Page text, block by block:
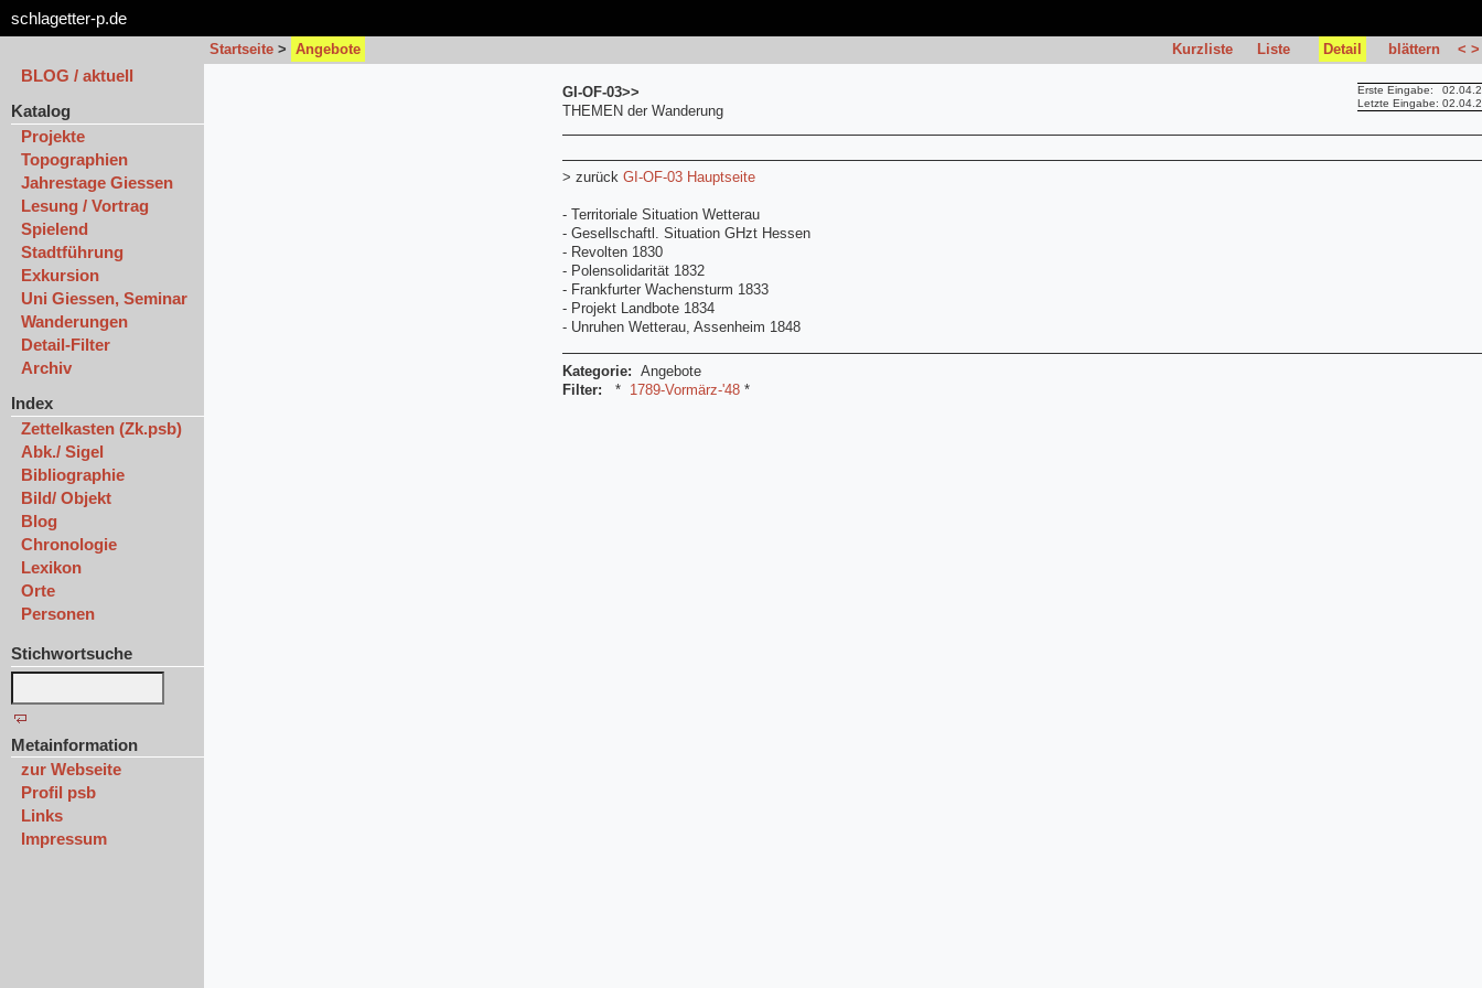
schlagetter-p.de
Startseite > Angebote Kurzliste Liste Detail blättern < >
BLOG / aktuell
Katalog
Projekte
Topographien
Jahrestage Giessen
Lesung / Vortrag
Spielend
Stadtführung
Exkursion
Uni Giessen, Seminar
Wanderungen
Detail-Filter
Archiv
Index
Zettelkasten (Zk.psb)
Abk./ Sigel
Bibliographie
Bild/ Objekt
Blog
Chronologie
Lexikon
Orte
Personen
Stichwortsuche
Metainformation
zur Webseite
Profil psb
Links
Impressum
Erste Eingabe:
Letzte Eingabe:
GI-OF-03>>
THEMEN der Wanderung
> zurück GI-OF-03 Hauptseite
- Territoriale Situation Wetterau
- Gesellschaftl. Situation GHzt Hessen
- Revolten 1830
- Polensolidarität 1832
- Frankfurter Wachensturm 1833
- Projekt Landbote 1834
- Unruhen Wetterau, Assenheim 1848
Kategorie: Angebote
Filter:
* 1789-Vormärz-'48 *